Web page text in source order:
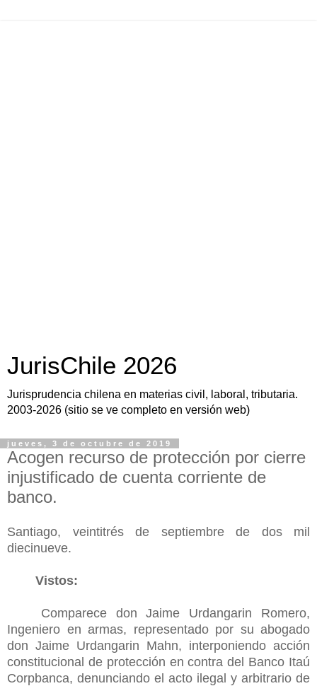
JurisChile 2026
Jurisprudencia chilena en materias civil, laboral, tributaria.
2003-2026 (sitio se ve completo en versión web)
jueves, 3 de octubre de 2019
Acogen recurso de protección por cierre
injustificado de cuenta corriente de
banco.
Santiago, veintitrés de septiembre de dos mil
diecinueve.
Vistos:
Comparece don Jaime Urdangarin Romero,
Ingeniero en armas, representado por su abogado
don Jaime Urdangarin Mahn, interponiendo acción
constitucional de protección en contra del Banco Itaú
Corpbanca, denunciando el acto ilegal y arbitrario de